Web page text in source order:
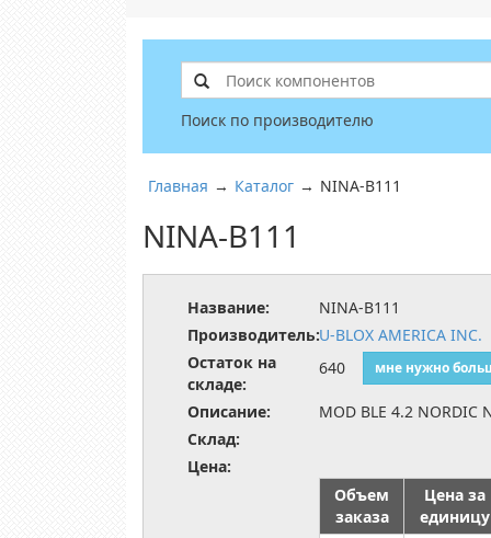
Поиск по производителю
Главная → Каталог → NINA-B111
NINA-B111
Название:
NINA-B111
Производитель:U-BLOX AMERICA INC.
Остаток на
складе:
640 мне нужно
Описание:
MOD BLE 4.2 NORDIC
Склад:
Цена:
Объем
заказа
Цена за
единицу